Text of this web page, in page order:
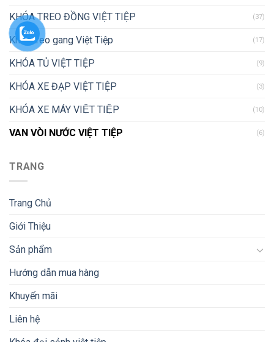
KHÓA TREO ĐỒNG VIỆT TIỆP (37)
Khóa treo gang Việt Tiệp (17)
KHÓA TỦ VIỆT TIỆP (9)
KHÓA XE ĐẠP VIỆT TIỆP (3)
KHÓA XE MÁY VIỆT TIỆP (10)
VAN VÒI NƯỚC VIỆT TIỆP (6)
TRANG
Trang Chủ
Giới Thiệu
Sản phẩm
Hướng dẫn mua hàng
Khuyến mãi
Liên hệ